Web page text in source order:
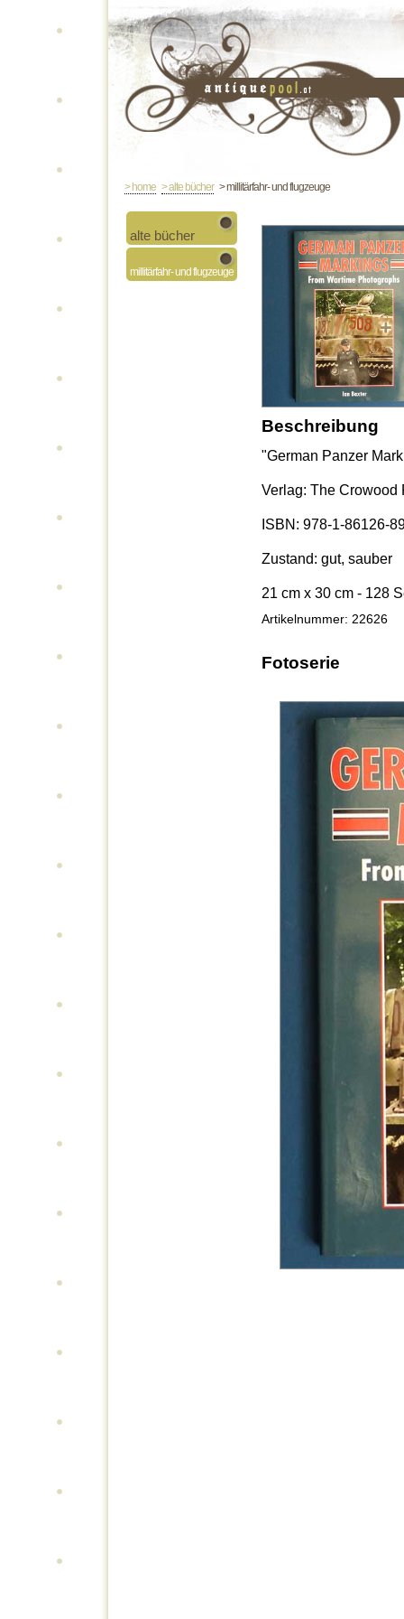
> home > alte bücher> millitärfahr- und flugzeuge
alte bücher
millitärfahr- und flugzeuge
Beschreibung
"German Panzer
Verlag: The Crowood
ISBN: 978-1-86126-
Zustand: gut, sauber
21 cm x 30 cm - 128
Artikelnummer: 22626
Fotoserie